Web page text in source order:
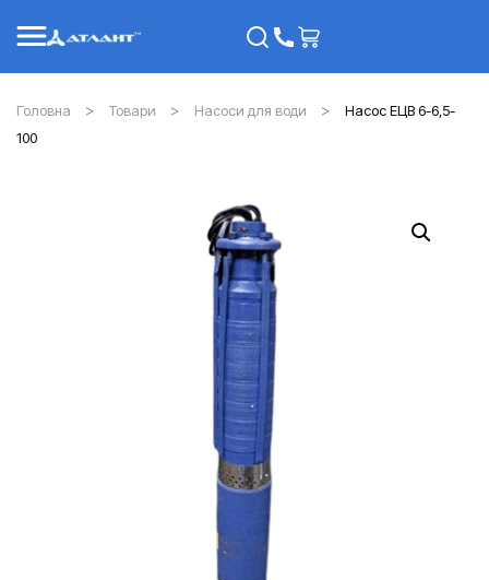
Головна Товари Насоси для води
Насос ЕЦВ 6-6,5-
100